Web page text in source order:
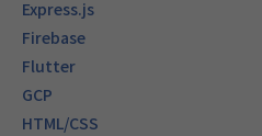
Express.js
Firebase
Flutter
GCP
HTML/CSS